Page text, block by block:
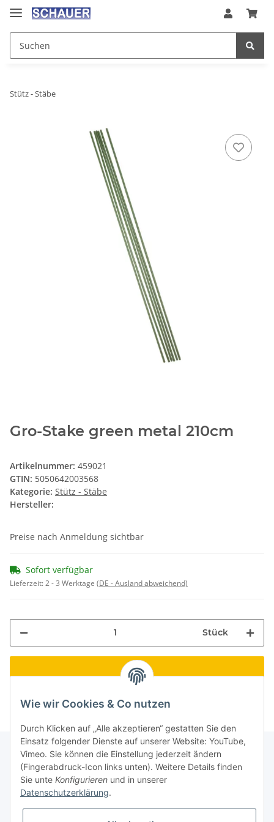
Stütz - Stäbe
Gro-Stake green metal 210cm
Artikelnummer: 459021
GTIN: 5050642003568
Kategorie: Stütz - Stäbe
Hersteller:
Preise nach Anmeldung sichtbar
Sofort verfügbar
Lieferzeit:2 - 3 Werktage (DE - Ausland abweichend)
Stück
Informationen
Gesetzliche Informationen
Wie wir Cookies & Co nutzen
Durch Klicken auf „Alle akzeptieren“ gestatten Sie den
Einsatz folgender Dienste auf unserer Website: YouTube,
Vimeo. Sie können die Einstellung jederzeit ändern
(Fingerabdruck-Icon links unten). Weitere Details finden
Sie unte Konfigurieren und in unserer
Datenschutzerklärung.